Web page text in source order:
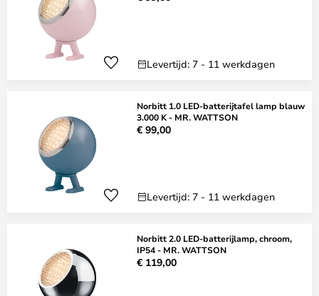
Levertijd: 7 - 11 werkdagen
Norbitt 1.0 LED-batterijtafel lamp blauw
3.000 K - MR. WATTSON
€ 99,00
Levertijd: 7 - 11 werkdagen
Norbitt 2.0 LED-batterijlamp, chroom,
IP54 - MR. WATTSON
€ 119,00